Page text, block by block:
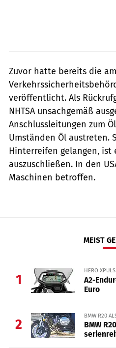
Zuvor hatte bereits die
veröffentlicht. Als
NHTSA unsachgemäß
Anschlussleitungen zum
Umständen Öl austreten.
Hinterreifen gelangen, ist
auszuschließen. In den
Maschinen betroffen.
MEIST
1
HERO
A2-
Euro
2
BMW R20
BMW